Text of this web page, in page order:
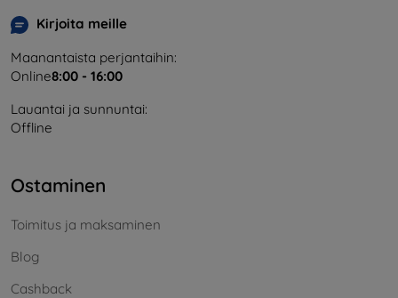
Kirjoita meille
Maanantaista perjantaihin:
Online8:00 - 16:00
Lauantai ja sunnuntai:
Offline
Ostaminen
Toimitus ja maksaminen
Blog
Cashback